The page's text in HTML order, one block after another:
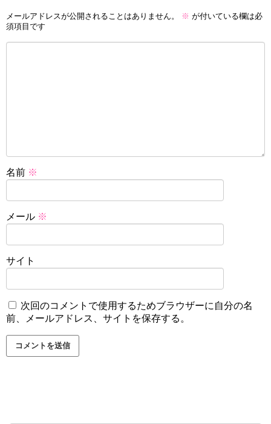
メールアドレスが公開されることはありません。 ※ が付いている欄は必
須項目です
名前 ※
メール ※
サイト
次回のコメントで使用するためブラウザーに自分の名
前、メールアドレス、サイトを保存する。